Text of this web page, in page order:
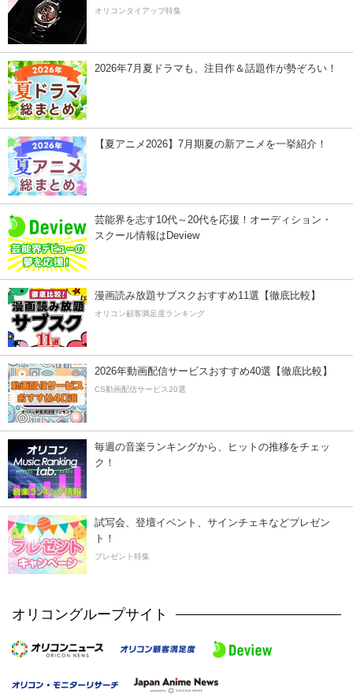
オリコンタイアップ特集
2026年7月夏ドラマも、注目作＆話題作が勢ぞろい！
【夏アニメ2026】7月期夏の新アニメを一挙紹介！
芸能界を志す10代～20代を応援！オーディション・
スクール情報はDeview
漫画読み放題サブスクおすすめ11選【徹底比較】
オリコン顧客満足度ランキング
2026年動画配信サービスおすすめ40選【徹底比較】
CS動画配信サービス20選
毎週の音楽ランキングから、ヒットの推移をチェッ
ク！
試写会、登壇イベント、サインチェキなどプレゼン
ト！
プレゼント特集
オリコングループサイト